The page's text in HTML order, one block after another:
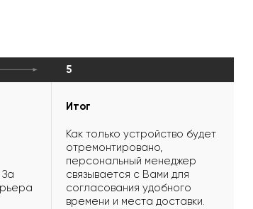
5
Итог
Как только устройство будет
отремонтировано,
персональный менеджер
связывается с Вами для
согласования удобного
времени и места доставки.